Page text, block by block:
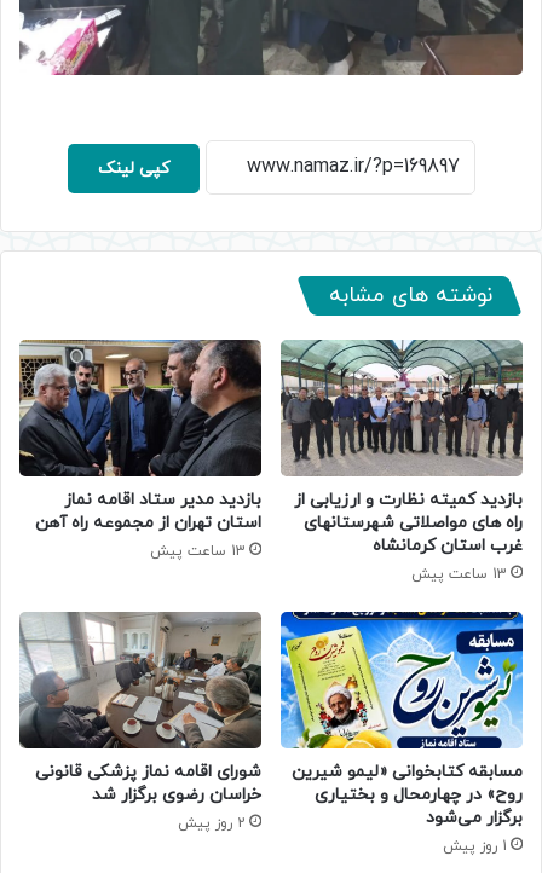
کپی لینک
نوشته های مشابه
بازدید کمیته نظارت و ارزیابی از
راه های مواصلاتی شهرستانهای
غرب استان کرمانشاه
13 ساعت پیش
بازدید مدیر ستاد اقامه نماز
استان تهران از مجموعه راه آهن
13 ساعت پیش
مسابقه کتابخوانی «لیمو شیرین
روح» در چهارمحال و بختیاری
برگزار می‌شود
1 روز پیش
شورای اقامه نماز پزشکی قانونی
خراسان رضوی برگزار شد
2 روز پیش